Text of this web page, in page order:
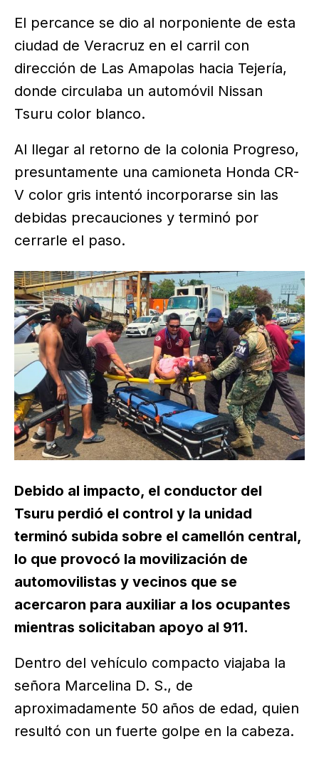
El percance se dio al norponiente de esta
ciudad de Veracruz en el carril con
dirección de Las Amapolas hacia Tejería,
donde circulaba un automóvil Nissan
Tsuru color blanco.
Al llegar al retorno de la colonia Progreso,
presuntamente una camioneta Honda CR-
V color gris intentó incorporarse sin las
debidas precauciones y terminó por
cerrarle el paso.
Debido al impacto, el conductor del
Tsuru perdió el control y la unidad
terminó subida sobre el camellón central,
lo que provocó la movilización de
automovilistas y vecinos que se
acercaron para auxiliar a los ocupantes
mientras solicitaban apoyo al 911.
Dentro del vehículo compacto viajaba la
señora Marcelina D. S., de
aproximadamente 50 años de edad, quien
resultó con un fuerte golpe en la cabeza.